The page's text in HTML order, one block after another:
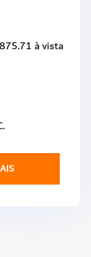
à vista